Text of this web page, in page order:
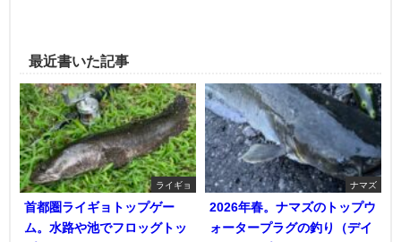
最近書いた記事
ライギョ
首都圏ライギョトップゲー
ム。水路や池でフロッグトッ
ナマズ
2026年春。ナマズのトップウ
ォータープラグの釣り（デイ